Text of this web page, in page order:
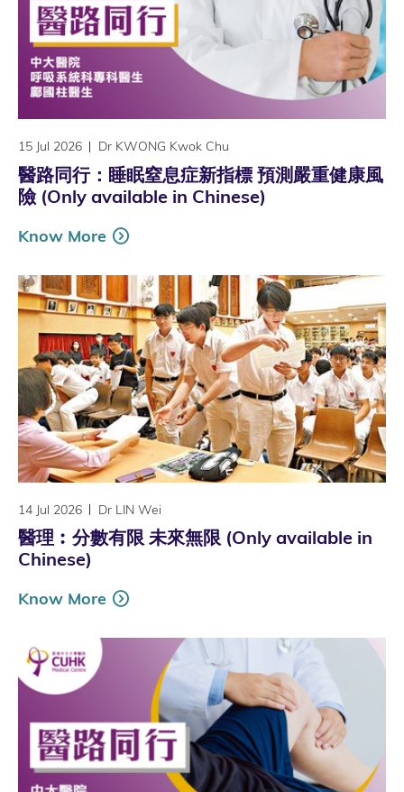
15 Jul 2026 Dr KWONG Kwok Chu
醫路同行：睡眠窒息症新指標 預測嚴重健康風
險 (Only available in Chinese)
Know More
14 Jul 2026 Dr LIN Wei
醫理︰分數有限 未來無限 (Only available in
Chinese)
Know More